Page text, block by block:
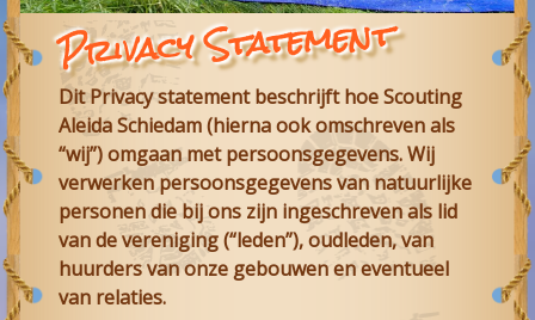
Privacy Statement
Dit Privacy statement beschrijft hoe Scouting
Aleida Schiedam (hierna ook omschreven als
“wij”) omgaan met persoonsgegevens. Wij
verwerken persoonsgegevens van natuurlijke
personen die bij ons zijn ingeschreven als lid
van de vereniging (“leden”), oudleden, van
huurders van onze gebouwen en eventueel
van relaties.